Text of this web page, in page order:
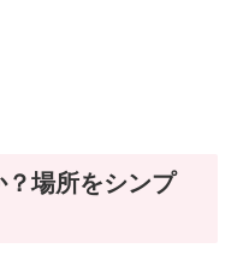
場所をシンプ